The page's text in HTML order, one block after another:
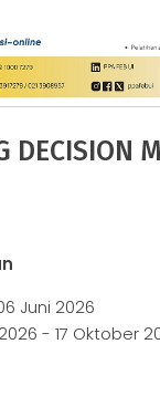
DECISION
Juni 2026
- 17 Oktober